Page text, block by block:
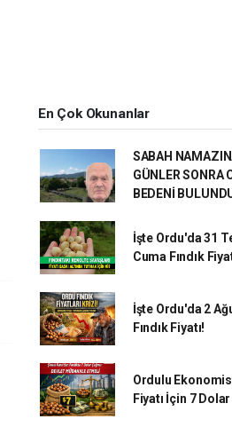
En Çok Okunanlar
SABAH
GÜNLER SONRA
BEDENİ
İşte Ordu'da 31
Cuma Fındık
İşte Ordu'da 2
Fındık Fiyatı!
Ordulu
Fiyatı İçin 7 Dolar